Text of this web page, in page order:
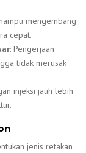
mengembang
cepat.
: Pengerjaan
tidak merusak
injeksi jauh lebih
jenis retakan